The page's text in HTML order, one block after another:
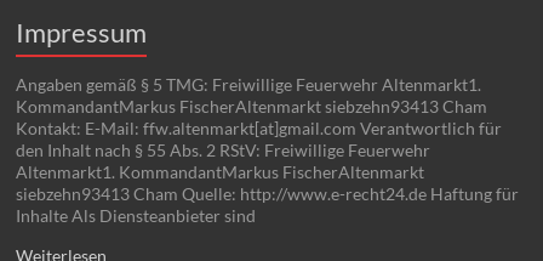
Impressum
Angaben gemäß § 5 TMG: Freiwillige Feuerwehr Altenmarkt1.
KommandantMarkus FischerAltenmarkt siebzehn93413 Cham
Kontakt: E-Mail: ffw.altenmarkt[at]gmail.com Verantwortlich für
den Inhalt nach § 55 Abs. 2 RStV: Freiwillige Feuerwehr
Altenmarkt1. KommandantMarkus FischerAltenmarkt
siebzehn93413 Cham Quelle: http://www.e-recht24.de Haftung für
Inhalte Als Diensteanbieter sind
Weiterlesen